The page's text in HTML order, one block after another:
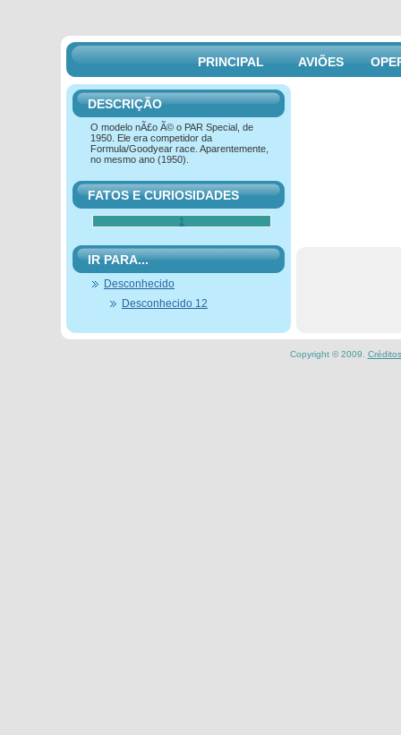
PRINCIPAL AVIÕES
DESCRIÇÃO
O modelo nÃ£o Ã© o PAR Special, de
1950. Ele era competidor da
Formula/Goodyear race. Aparentemente,
no mesmo ano (1950).
FATOS E CURIOSIDADES
1
IR PARA...
Desconhecido
Desconhecido 12
Copyright © 2009. Créditos